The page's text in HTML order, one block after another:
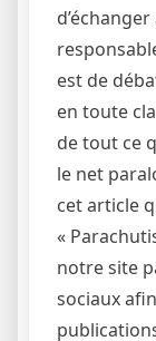
est de
en toute
de tout ce
le net
cet article
«
notre site
sociaux